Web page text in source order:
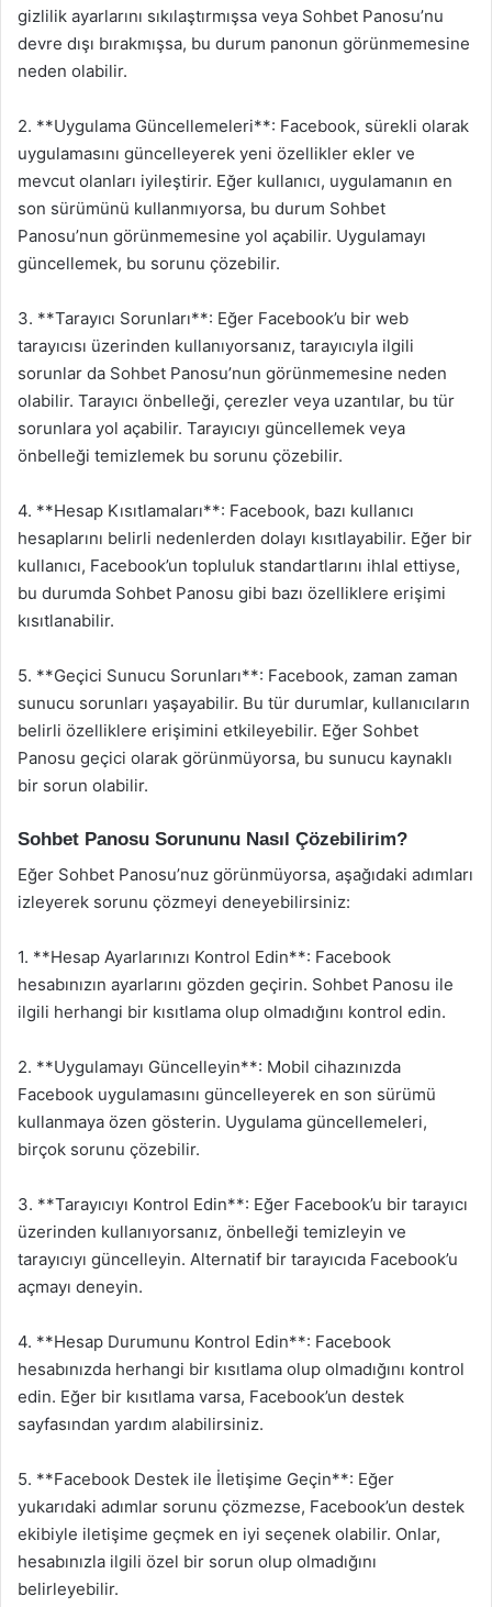
gizlilik ayarlarını sıkılaştırmışsa veya Sohbet Panosu’nu
devre dışı bırakmışsa, bu durum panonun görünmemesine
neden olabilir.
2. **Uygulama Güncellemeleri**: Facebook, sürekli olarak
uygulamasını güncelleyerek yeni özellikler ekler ve
mevcut olanları iyileştirir. Eğer kullanıcı, uygulamanın en
son sürümünü kullanmıyorsa, bu durum Sohbet
Panosu’nun görünmemesine yol açabilir. Uygulamayı
güncellemek, bu sorunu çözebilir.
3. **Tarayıcı Sorunları**: Eğer Facebook’u bir web
tarayıcısı üzerinden kullanıyorsanız, tarayıcıyla ilgili
sorunlar da Sohbet Panosu’nun görünmemesine neden
olabilir. Tarayıcı önbelleği, çerezler veya uzantılar, bu tür
sorunlara yol açabilir. Tarayıcıyı güncellemek veya
önbelleği temizlemek bu sorunu çözebilir.
4. **Hesap Kısıtlamaları**: Facebook, bazı kullanıcı
hesaplarını belirli nedenlerden dolayı kısıtlayabilir. Eğer bir
kullanıcı, Facebook’un topluluk standartlarını ihlal ettiyse,
bu durumda Sohbet Panosu gibi bazı özelliklere erişimi
kısıtlanabilir.
5. **Geçici Sunucu Sorunları**: Facebook, zaman zaman
sunucu sorunları yaşayabilir. Bu tür durumlar, kullanıcıların
belirli özelliklere erişimini etkileyebilir. Eğer Sohbet
Panosu geçici olarak görünmüyorsa, bu sunucu kaynaklı
bir sorun olabilir.
Sohbet Panosu Sorununu Nasıl Çözebilirim?
Eğer Sohbet Panosu’nuz görünmüyorsa, aşağıdaki adımları
izleyerek sorunu çözmeyi deneyebilirsiniz:
1. **Hesap Ayarlarınızı Kontrol Edin**: Facebook
hesabınızın ayarlarını gözden geçirin. Sohbet Panosu ile
ilgili herhangi bir kısıtlama olup olmadığını kontrol edin.
2. **Uygulamayı Güncelleyin**: Mobil cihazınızda
Facebook uygulamasını güncelleyerek en son sürümü
kullanmaya özen gösterin. Uygulama güncellemeleri,
birçok sorunu çözebilir.
3. **Tarayıcıyı Kontrol Edin**: Eğer Facebook’u bir tarayıcı
üzerinden kullanıyorsanız, önbelleği temizleyin ve
tarayıcıyı güncelleyin. Alternatif bir tarayıcıda Facebook’u
açmayı deneyin.
4. **Hesap Durumunu Kontrol Edin**: Facebook
hesabınızda herhangi bir kısıtlama olup olmadığını kontrol
edin. Eğer bir kısıtlama varsa, Facebook’un destek
sayfasından yardım alabilirsiniz.
5. **Facebook Destek ile İletişime Geçin**: Eğer
yukarıdaki adımlar sorunu çözmezse, Facebook’un destek
ekibiyle iletişime geçmek en iyi seçenek olabilir. Onlar,
hesabınızla ilgili özel bir sorun olup olmadığını
belirleyebilir.